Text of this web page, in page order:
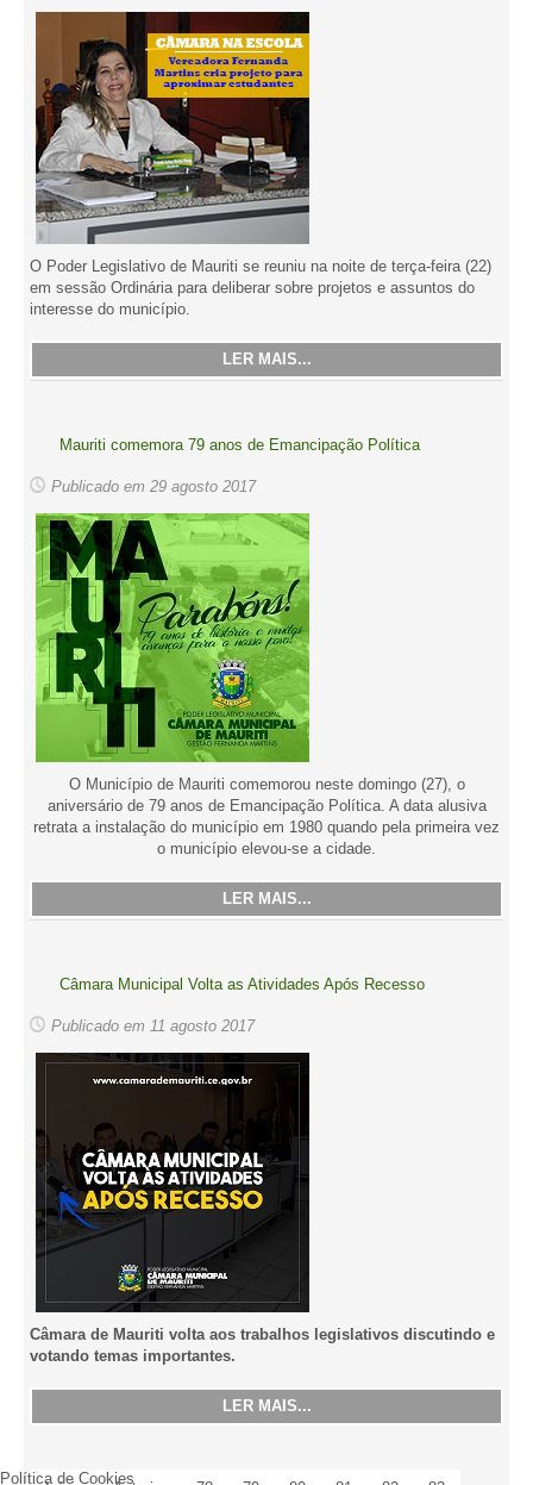
O Poder Legislativo de Mauriti se reuniu na noite de terça-feira (22)
em sessão Ordinária para deliberar sobre projetos e assuntos do
interesse do município.
LER MAIS...
Mauriti comemora 79 anos de Emancipação Política
Publicado em 29 agosto 2017
O Município de Mauriti comemorou neste domingo (27), o
aniversário de 79 anos de Emancipação Política. A data alusiva
retrata a instalação do município em 1980 quando pela primeira vez
o município elevou-se a cidade.
LER MAIS...
Câmara Municipal Volta as Atividades Após Recesso
Publicado em 11 agosto 2017
Câmara de Mauriti volta aos trabalhos legislativos discutindo e
votando temas importantes.
LER MAIS...
Política de Cookies